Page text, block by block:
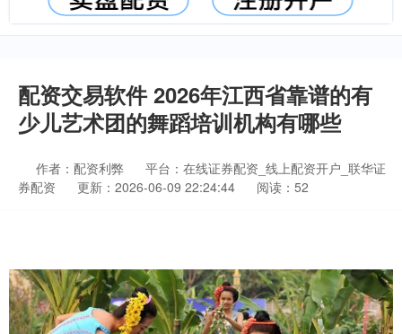
配资交易软件 2026年江西省靠谱的有
少儿艺术团的舞蹈培训机构有哪些
作者：配资利弊
平台：在线证券配资_线上配资开户_联华证
券配资
更新：2026-06-09 22:24:44 阅读：52